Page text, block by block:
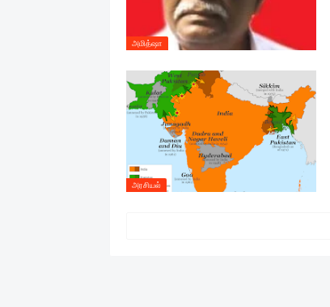
அமித்ஷா
அரசியல்